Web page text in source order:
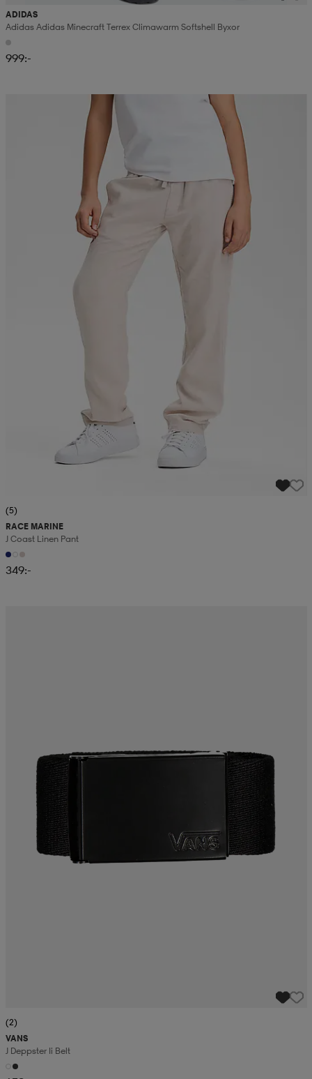
ADIDAS
Adidas Adidas Minecraft Terrex Climawarm Softshell Byxor
999:-
(5)
RACE MARINE
J Coast Linen Pant
349:-
(2)
VANS
J Deppster Ii Belt